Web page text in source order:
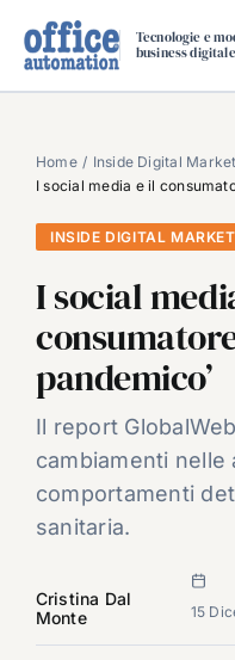
Tecnologie e
business digitale
SPECIAL PAPER
TAVOLE ROTONDE DI
DAL MERCATO
CARRIERE
VIDEO
EVENTI
CHI SIAMO
Home
Inside Digital
I social media e il
INSIDE DIGITAL
I social
pandemico’
Il report
cambiamenti nelle
comportamenti
sanitaria.
Cristina Dal
Monte
15